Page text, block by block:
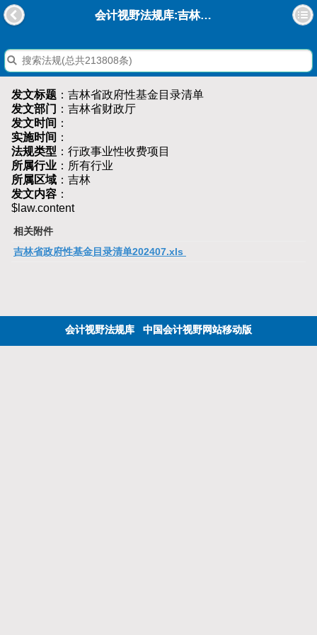
会计视野法规库:吉林省政府性基金目录清单
发文标题 ：吉林省政府性基金目录清单
发文部门 ：吉林省财政厅
发文时间 ：
实施时间 ：
法规类型 ：行政事业性收费项目
所属行业 ：所有行业
所属区域 ：吉林
发文内容 ：
$law.content
相关附件
吉林省政府性基金目录清单202407.xls
会计视野法规库 中国会计视野网站移动版